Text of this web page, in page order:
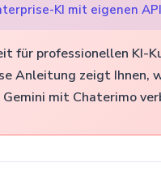
KI mit eigenen
für professionellen KI-
Anleitung zeigt Ihnen,
Gemini mit Chaterimo